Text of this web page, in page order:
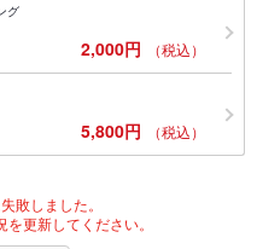
グ
2,000円 （税込）
5,800円 （税込）
敗しました。
更新してください。